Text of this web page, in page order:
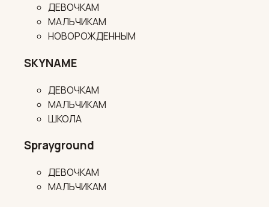
ДЕВОЧКАМ
МАЛЬЧИКАМ
НОВОРОЖДЕННЫМ
SKYNAME
ДЕВОЧКАМ
МАЛЬЧИКАМ
ШКОЛА
Sprayground
ДЕВОЧКАМ
МАЛЬЧИКАМ